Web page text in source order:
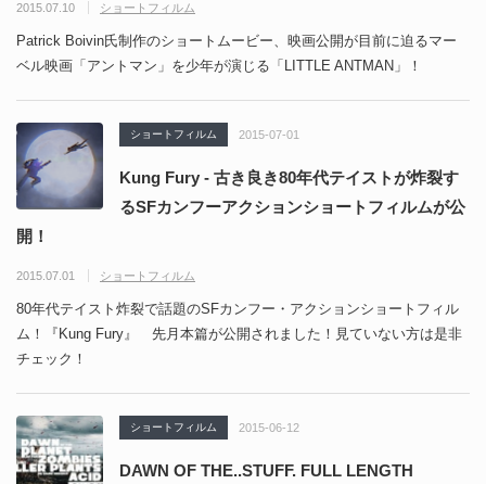
2015.07.10 ショートフィルム
Patrick Boivin氏制作のショートムービー、映画公開が目前に迫るマー
ベル映画「アントマン」を少年が演じる「LITTLE ANTMAN」！
ショートフィルム 2015-07-01
Kung Fury - 古き良き80年代テイストが炸裂す
るSFカンフーアクションショートフィルムが公
開！
2015.07.01 ショートフィルム
80年代テイスト炸裂で話題のSFカンフー・アクションショートフィル
ム！『Kung Fury』 先月本篇が公開されました！見ていない方は是非
チェック！
ショートフィルム 2015-06-12
DAWN OF THE..STUFF. FULL LENGTH